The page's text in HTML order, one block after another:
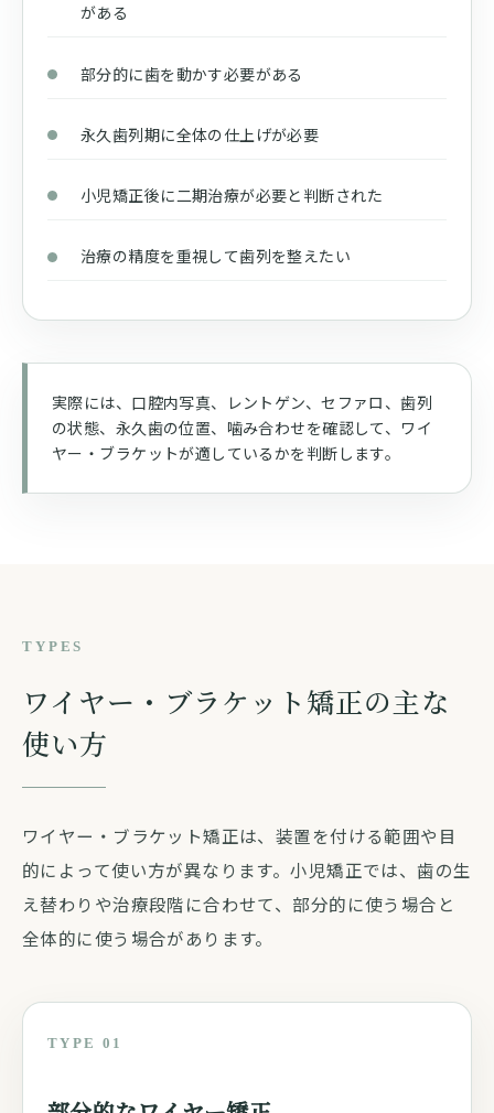
がある
部分的に歯を動かす必要がある
永久歯列期に全体の仕上げが必要
小児矯正後に二期治療が必要と判断された
治療の精度を重視して歯列を整えたい
実際には、口腔内写真、レントゲン、セファロ、歯列
の状態、永久歯の位置、噛み合わせを確認して、ワイ
ヤー・ブラケットが適しているかを判断します。
TYPES
ワイヤー・ブラケット矯正の主な
使い方
ワイヤー・ブラケット矯正は、装置を付ける範囲や目
的によって使い方が異なります。小児矯正では、歯の生
え替わりや治療段階に合わせて、部分的に使う場合と
全体的に使う場合があります。
TYPE 01